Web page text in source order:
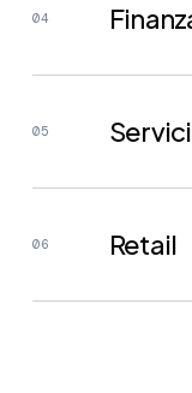
04
05
06 Retail